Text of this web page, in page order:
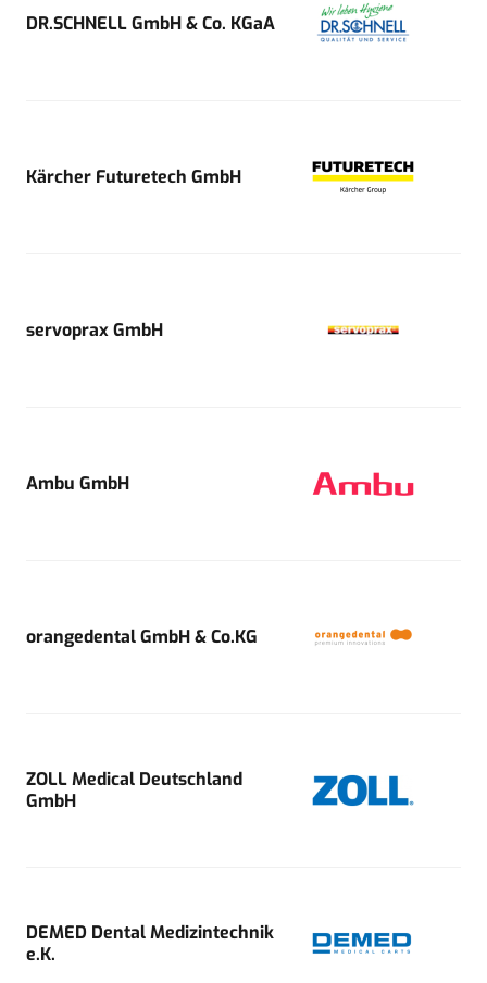
DR.SCHNELL GmbH & Co. KGaA
Kärcher Futuretech GmbH
servoprax GmbH
Ambu GmbH
orangedental GmbH & Co.KG
ZOLL Medical Deutschland
GmbH
DEMED Dental Medizintechnik
e.K.